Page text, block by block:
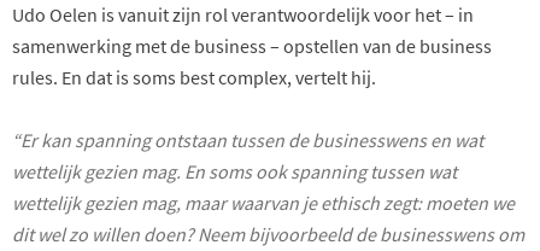
Udo Oelen is vanuit zijn rol verantwoordelijk voor het – in
samenwerking met de business – opstellen van de business
rules. En dat is soms best complex, vertelt hij.
“Er kan spanning ontstaan tussen de businesswens en wat
wettelijk gezien mag. En soms ook spanning tussen wat
wettelijk gezien mag, maar waarvan je ethisch zegt: moeten we
dit wel zo willen doen? Neem bijvoorbeeld de businesswens om